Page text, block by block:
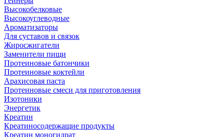
Высокобелковые
Высокоуглеводные
Ароматизаторы
Для суставов и связок
Жиросжигатели
Заменители пищи
Протеиновые батончики
Протеиновые коктейли
Арахисовая паста
Протеиновые смеси для приготовления
Изотоники
Энергетик
Креатин
Креатиносодержащие продукты
Креатин моногидрат